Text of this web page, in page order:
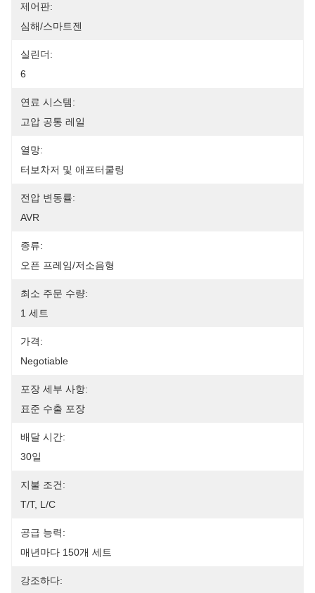
제어판:
심해/스마트젠
실린더:
6
연료 시스템:
고압 공통 레일
열망:
터보차저 및 애프터쿨링
전압 변동률:
AVR
종류:
오픈 프레임/저소음형
최소 주문 수량:
1 세트
가격:
Negotiable
포장 세부 사항:
표준 수출 포장
배달 시간:
30일
지불 조건:
T/T, L/C
공급 능력:
매년마다 150개 세트
강조하다: